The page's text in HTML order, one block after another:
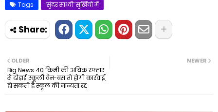
Tags ‘सुंदर साध्वी’ सुर्खियों में
NEWER
OLDER
Big News 40 किमी की अधिक रफ्तार
से दौड़ाई स्कूली वैन-बस तो होगी कार्रवाई,
हो सकती है स्कूल की मान्यता रद्द